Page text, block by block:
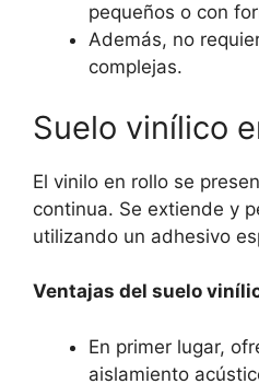
pequeños o con
Además, no
complejas.
Suelo vinílico
El vinilo en rollo se
continua. Se extiende y
utilizando un adhesivo
Ventajas del suelo
En primer lugar,
aislamiento